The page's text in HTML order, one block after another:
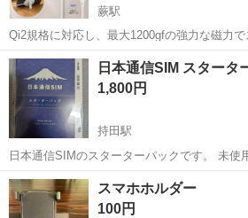
蕨駅
Qi2規格に対応し、最大1200gfの強力な磁力
吸着して25Wの高速充電を実現するワイヤレス充
Qi2 - 最大出力: 25W - 吸着力: 最大1200gf - 接
埼玉 蕨市 蕨駅 携帯アクセサリ
日本通信SIM スタータ
1,800円
持田駅
日本通信SIMのスターターパックです。 未使用品
み期限が【2026年8月31日】までとなってお
ているためお安く出品します。 キャリア変更を予定して購入しました
が、変更しないことに...
埼玉 行田市 その他
スマホホルダー
100円